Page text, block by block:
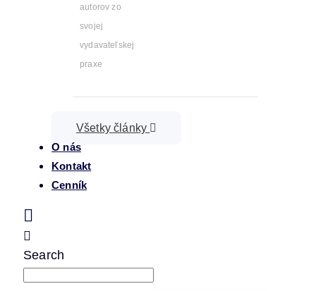
autorov zo
svojej
vydavateľskej
praxe
Všetky články
O nás
Kontakt
Cenník
Search